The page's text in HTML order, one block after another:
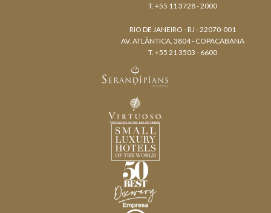
T. +55 11 3728 - 2000
RIO DE JANEIRO - RJ - 22070-001
AV. ATLÂNTICA, 3804 - COPACABANA
T. +55 21 3503 - 6600